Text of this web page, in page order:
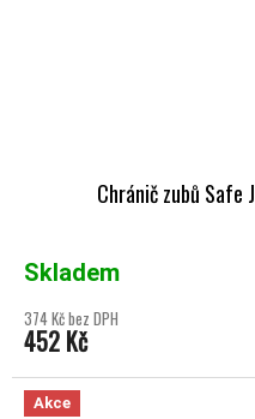
Chránič zubů Safe
Skladem
374 Kč bez DPH
452 Kč
Akce